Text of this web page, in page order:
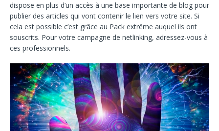
dispose en plus d’un accès à une base importante de blog pour
publier des articles qui vont contenir le lien vers votre site. Si
cela est possible c’est grâce au Pack extrême auquel ils ont
souscrits. Pour votre campagne de netlinking, adressez-vous à
ces professionnels.